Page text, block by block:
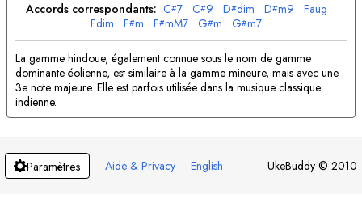
Accords correspondants: C#7 C#9 D#dim D#m9 Faug
Fdim F#m F#mM7 G#m G#m7
La gamme hindoue, également connue sous le nom de gamme
dominante éolienne, est similaire à la gamme mineure, mais avec une
3e note majeure. Elle est parfois utilisée dans la musique classique
indienne.
Paramètres · Aide & Privacy · English UkeBuddy © 2010